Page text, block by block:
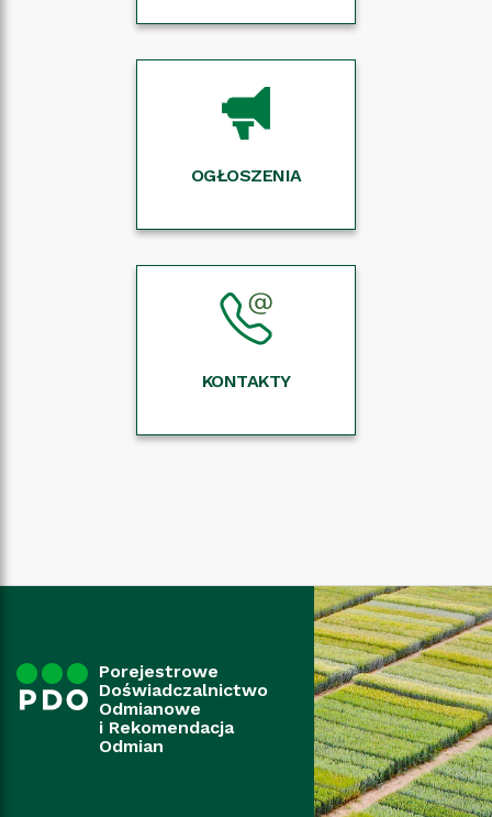
OGŁOSZENIA
KONTAKTY
Porejestrowe
Doświadczalnictwo
Odmianowe
i Rekomendacja
Odmian